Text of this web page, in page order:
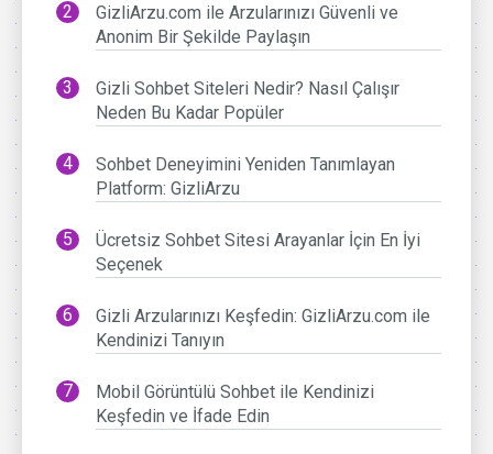
GizliArzu.com ile Arzularınızı Güvenli ve
Anonim Bir Şekilde Paylaşın
Gizli Sohbet Siteleri Nedir? Nasıl Çalışır
Neden Bu Kadar Popüler
Sohbet Deneyimini Yeniden Tanımlayan
Platform: GizliArzu
Ücretsiz Sohbet Sitesi Arayanlar İçin En İyi
Seçenek
Gizli Arzularınızı Keşfedin: GizliArzu.com ile
Kendinizi Tanıyın
Mobil Görüntülü Sohbet ile Kendinizi
Keşfedin ve İfade Edin